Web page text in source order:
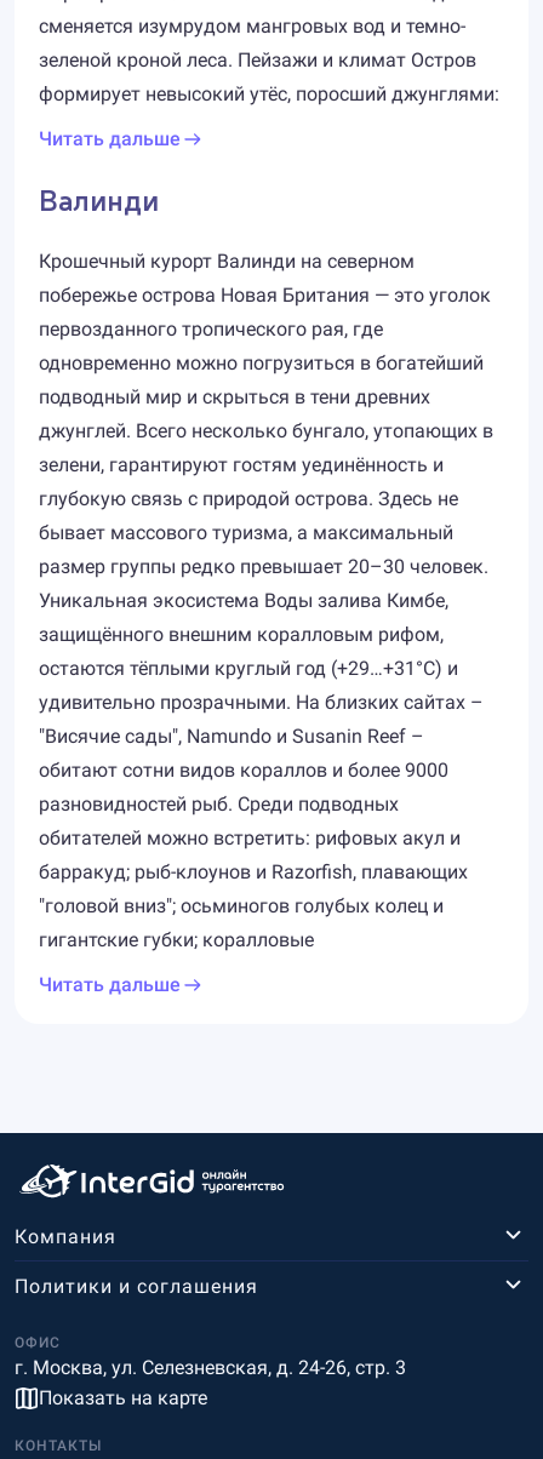
сменяется изумрудом мангровых вод и темно-
зеленой кроной леса. Пейзажи и климат Остров
формирует невысокий утёс, поросший джунглями:
Читать дальше
Валинди
Крошечный курорт Валинди на северном
побережье острова Новая Британия — это уголок
первозданного тропического рая, где
одновременно можно погрузиться в богатейший
подводный мир и скрыться в тени древних
джунглей. Всего несколько бунгало, утопающих в
зелени, гарантируют гостям уединённость и
глубокую связь с природой острова. Здесь не
бывает массового туризма, а максимальный
размер группы редко превышает 20–30 человек.
Уникальная экосистема Воды залива Кимбе,
защищённого внешним коралловым рифом,
остаются тёплыми круглый год (+29…+31°C) и
удивительно прозрачными. На близких сайтах –
"Висячие сады", Namundo и Susanin Reef –
обитают сотни видов кораллов и более 9000
разновидностей рыб. Среди подводных
обитателей можно встретить: рифовых акул и
барракуд; рыб-клоунов и Razorfish, плавающих
"головой вниз"; осьминогов голубых колец и
гигантские губки; коралловые
Читать дальше
Компания
ОФИС
г. Москва, ул. Селезневская, д. 24-26, стр. 3
Показать на карте
Политики и соглашения
КОНТАКТЫ